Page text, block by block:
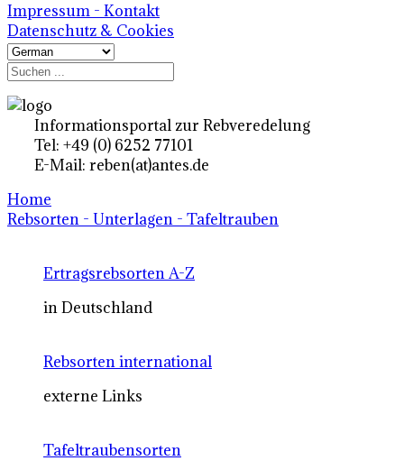
Impressum - Kontakt
Datenschutz & Cookies
Informationsportal zur Rebveredelung
Tel: +49 (0) 6252 77101
E-Mail: reben(at)antes.de
Home
Rebsorten - Unterlagen - Tafeltrauben
Ertragsrebsorten A-Z
in Deutschland
Rebsorten international
externe Links
Tafeltraubensorten